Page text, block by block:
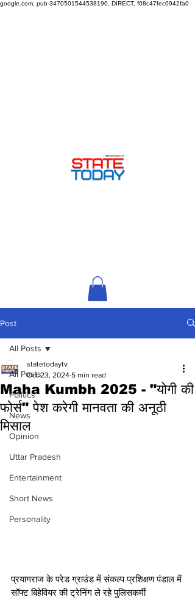
google.com, pub-3470501544538190, DIRECT, f08c47fec0942fa0
Post
All Posts
Politics
News
Opinion
Uttar Pradesh
Entertainment
Short News
Personality
All Posts
Maha Kumbh 2025 - "योगी की
फोर्स" पेश करेगी मानवता की अनूठी
मिसाल
statetodaytv
Oct 23, 2024 5 min read
प्रयागराज के परेड ग्राउंड में संकल्प प्रशिक्षण पंडाल में
सॉफ्ट बिहेवियर की ट्रेनिंग ले रहे पुलिसकर्मी